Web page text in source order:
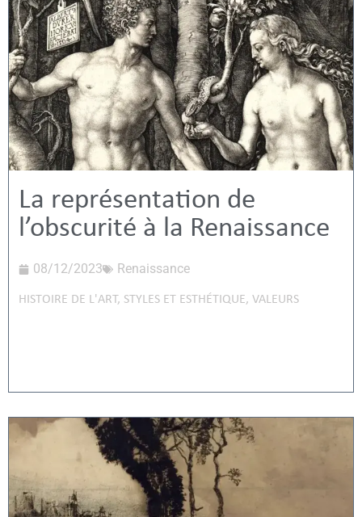
La représentation de
l’obscurité à la Renaissance
08/12/2023 Renaissance
HISTOIRE DE L'ART, STYLES ET ESTHÉTIQUE, VALEURS